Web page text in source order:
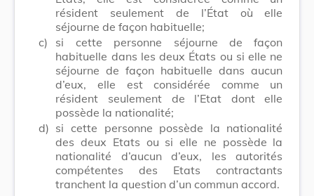
résident seulement de l’État où elle
séjourne de façon habituelle;
c)
si cette personne séjourne de façon
habituelle dans les deux États ou si elle ne
séjourne de façon habituelle dans aucun
d’eux, elle est considérée comme un
résident seulement de l’Etat dont elle
possède la nationalité;
d) si cette personne possède la nationalité
des deux Etats ou si elle ne possède la
nationalité d’aucun d’eux, les autorités
compétentes des Etats contractants
tranchent la question d’un commun accord.